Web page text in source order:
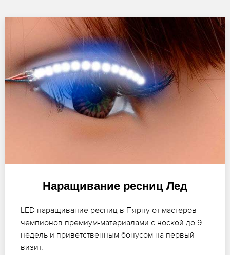
Наращивание ресниц Лед
LED наращивание ресниц в Пярну от мастеров-
чемпионов премиум-материалами с ноской до 9
недель и приветственным бонусом на первый
визит.